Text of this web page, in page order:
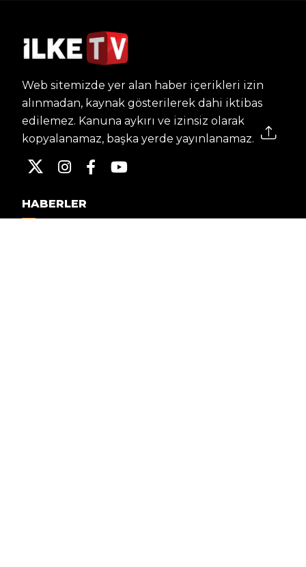
Web sitemizde yer alan haber içerikleri izin
alınmadan, kaynak gösterilerek dahi iktibas
edilemez. Kanuna aykırı ve izinsiz olarak
kopyalanamaz, başka yerde yayınlanamaz.
HABERLER